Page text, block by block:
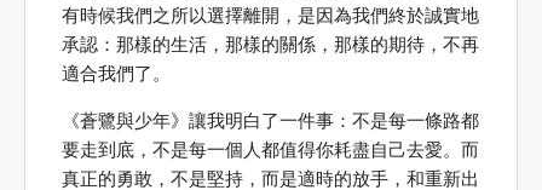
有時候我們之所以選擇離開，是因為我們終於誠實地
承認：那樣的生活，那樣的關係，那樣的期待，不再
適合我們了。
《蒼鷺與少年》讓我明白了一件事：不是每一條路都
要走到底，不是每一個人都值得你耗盡自己去愛。而
真正的勇敢，不是堅持，而是適時的放手，和重新出